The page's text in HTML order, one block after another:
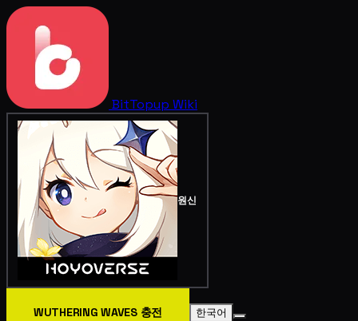
BitTopup Wiki
원신
WUTHERING WAVES 충전 한국어